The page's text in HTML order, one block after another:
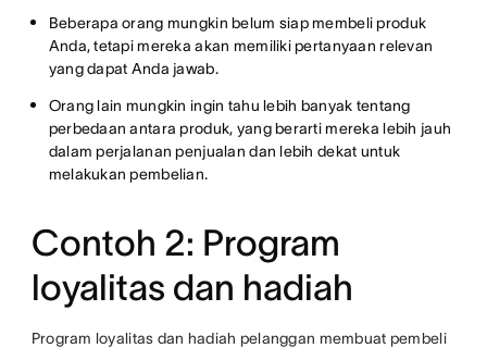
Beberapa orang mungkin belum siap membeli produk
Anda, tetapi mereka akan memiliki pertanyaan relevan
yang dapat Anda jawab.
Orang lain mungkin ingin tahu lebih banyak tentang
perbedaan antara produk, yang berarti mereka lebih jauh
dalam perjalanan penjualan dan lebih dekat untuk
melakukan pembelian.
Contoh 2: Program
loyalitas dan hadiah
Program loyalitas dan hadiah pelanggan membuat pembeli